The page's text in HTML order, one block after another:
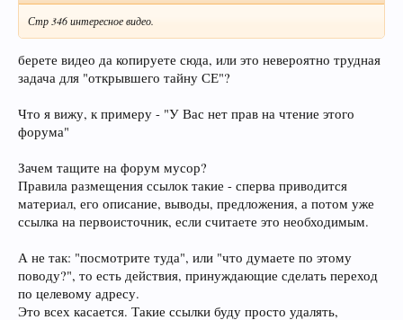
Стр 346 интересное видео.
берете видео да копируете сюда, или это невероятно трудная
задача для "открывшего тайну СЕ"?
Что я вижу, к примеру - "У Вас нет прав на чтение этого
форума"
Зачем тащите на форум мусор?
Правила размещения ссылок такие - сперва приводится
материал, его описание, выводы, предложения, а потом уже
ссылка на первоисточник, если считаете это необходимым.
А не так: "посмотрите туда", или "что думаете по этому
поводу?", то есть действия, принуждающие сделать переход
по целевому адресу.
Это всех касается. Такие ссылки буду просто удалять,